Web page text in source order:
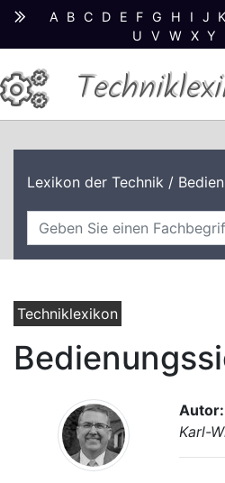
A B C D E F G H I J K
U
V W X Y
Lexikon der Technik /
Techniklexikon
Autor:
Karl-